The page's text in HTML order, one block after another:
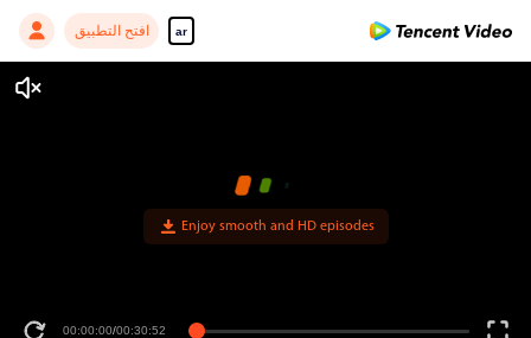
ar افتح التطبيق
Enjoy smooth and HD episodes
00:00:00/00:30:52